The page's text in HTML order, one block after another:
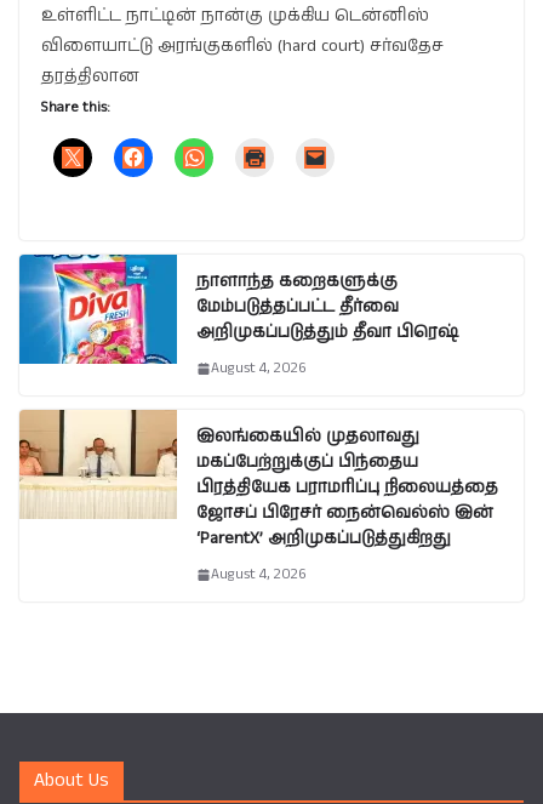
உள்ளிட்ட நாட்டின் நான்கு முக்கிய டென்னிஸ்
விளையாட்டு அரங்குகளில் (hard court) சர்வதேச
தரத்திலான
Share this:
நாளாந்த கறைகளுக்கு
மேம்படுத்தப்பட்ட தீர்வை
அறிமுகப்படுத்தும் தீவா பிரெஷ்
August 4, 2026
இலங்கையில் முதலாவது
மகப்பேற்றுக்குப் பிந்தைய
பிரத்தியேக பராமரிப்பு நிலையத்தை
ஜோசப் பிரேசர் நைன்வெல்ஸ் இன்
‘ParentX’ அறிமுகப்படுத்துகிறது
August 4, 2026
About Us